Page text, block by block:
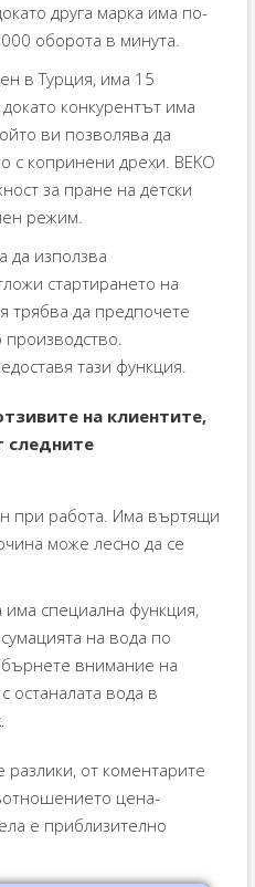
друга марка има по-
оборота в минута.
в Турция, има 15
конкурентът има
ви позволява да
с копринени дрехи. BEKO
за пране на детски
режим.
да използва
стартирането на
трябва да предпочете
тази функция.
на клиентите,
следните
при работа. Има въртящи
може лесно да се
има специална функция,
на вода по
внимание на
останалата вода в
от коментарите
цена-
е приблизително